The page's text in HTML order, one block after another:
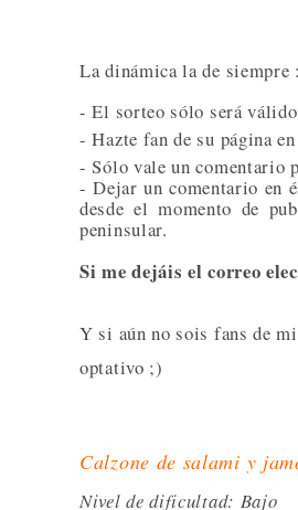
La dinámica la de siempre
- El sorteo sólo será
- Hazte fan de su página en
- Sólo vale un comentario
- Dejar un comentario en
desde el momento de
peninsular.
Si me dejáis el correo
Y si aún no sois fans de
optativo ;)
Calzone de salami y
Nivel de dificultad: Bajo